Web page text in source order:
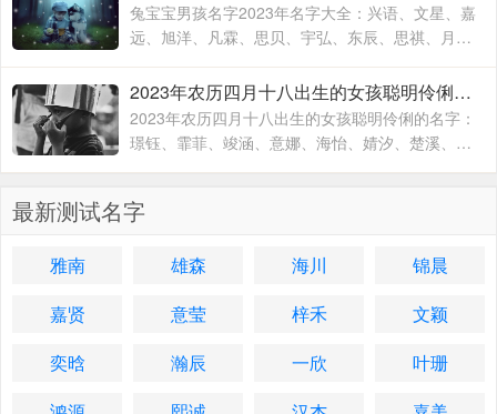
兔宝宝男孩名字2023年名字大全：兴语、文星、嘉
远、旭洋、凡霖、思贝、宇弘、东辰、思祺、月
如、玉宸、君涛、海铭、心融、圣翔、锦意、瑞
华、安逸、希淳、语书
2023年农历四月十八出生的女孩聪明伶俐的名字 2023年兔年名字男和女孩的名字
2023年农历四月十八出生的女孩聪明伶俐的名字：
璟钰、霏菲、竣涵、意娜、海怡、婧汐、楚溪、敬
然、如懿、岚平、靖舒、玮露、英智、舒贤、蓝
最新测试名字
雅南 雄森 海川
锦晨
嘉贤
意莹 梓禾
文颖
奕晗
瀚辰 一欣
叶珊